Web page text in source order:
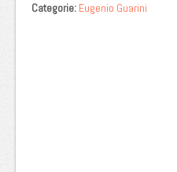
Categorie: Eugenio Guarini